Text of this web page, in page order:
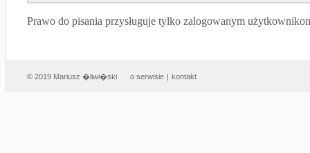
Prawo do pisania przysługuje tylko zalogowanym
© 2019 Mariusz �liwi�ski o serwisie | kontakt